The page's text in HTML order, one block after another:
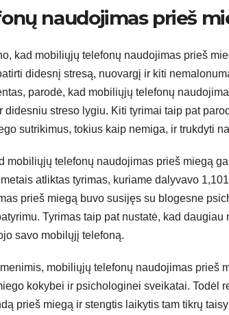
naudojimas prieš
kad mobiliųjų telefonų naudojimas prieš
didesnį stresą, nuovargį ir kiti
parodė, kad mobiliųjų telefonų
streso lygiu. Kiti tyrimai taip pat
sutrikimus, tokius kaip nemiga, ir trukdyti
mobiliųjų telefonų naudojimas prieš miegą
atliktas tyrimas, kuriame dalyvavo
prieš miegą buvo susijęs su blogesne
Tyrimas taip pat nustatė, kad
savo mobilųjį telefoną.
mobiliųjų telefonų naudojimas prieš
kokybei ir psichologinei sveikatai. Todėl
prieš miegą ir stengtis laikytis tam tikrų